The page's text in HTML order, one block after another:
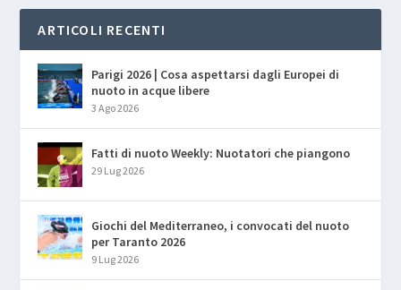
ARTICOLI RECENTI
Parigi 2026 | Cosa aspettarsi dagli Europei di
nuoto in acque libere
3 Ago 2026
Fatti di nuoto Weekly: Nuotatori che piangono
29 Lug 2026
Giochi del Mediterraneo, i convocati del nuoto
per Taranto 2026
9 Lug 2026